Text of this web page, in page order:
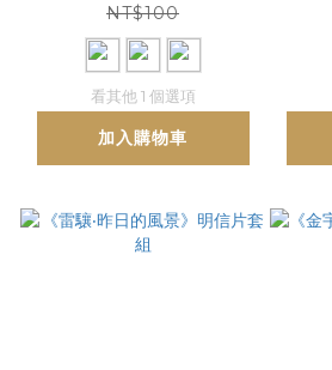
〈小教堂〉
NT$100
看其他 1 個選項
加入購物車